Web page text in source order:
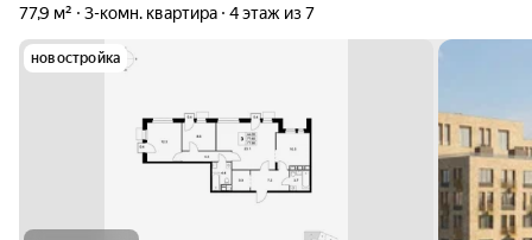
77,9 м²
3-комн. квартира 4 этаж из 7
новостройка